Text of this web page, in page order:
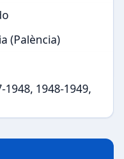
(Palència)
1948, 1948-1949,